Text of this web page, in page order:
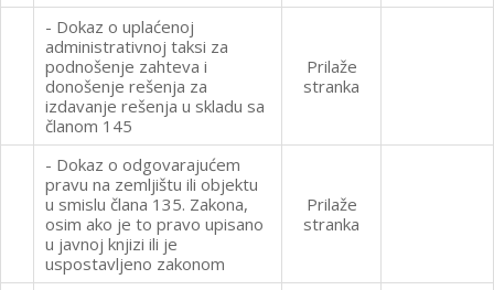
- Dokaz o uplaćenoj
administrativnoj taksi za
podnošenje zahteva i
donošenje rešenja za
izdavanje rešenja u skladu sa
članom 145
Prilaže
stranka
- Dokaz o odgovarajućem
pravu na zemljištu ili objektu
u smislu člana 135. Zakona,
osim ako je to pravo upisano
u javnoj knjizi ili je
uspostavljeno zakonom
Prilaže
stranka